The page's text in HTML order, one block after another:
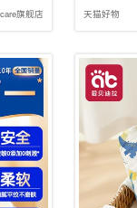
旗舰店 天猫好物